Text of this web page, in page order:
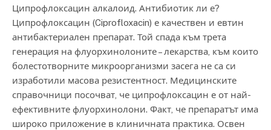
Ципрофлоксацин алкалоид. Антибиотик ли е?
Ципрофлоксацин (Ciprofloxacin) е качествен и евтин
антибактериален препарат. Той спада към трета
генерация на флуорхинолоните – лекарства, към които
болестотворните микроорганизми засега не са си
изработили масова резистентност. Медицинските
справочници посочват, че ципрофлоксацин е от най-
ефективните флуорхинолони. Факт, че препаратът има
широко приложение в клиничната практика. Освен